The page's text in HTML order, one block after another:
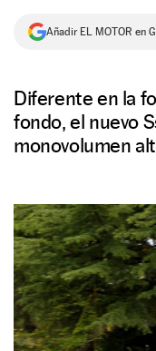
NEWSLETTER
Añadir EL MOTOR en
Diferente en la
fondo, el nuevo
monovolumen